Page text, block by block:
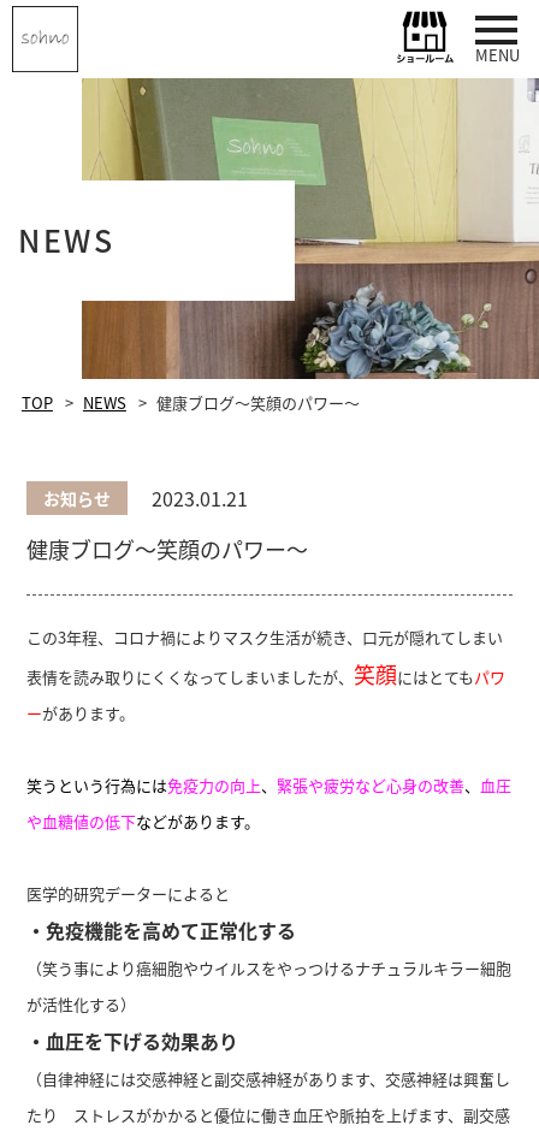
MENU
NEWS
TOP NEWS 健康ブログ～笑顔のパワー～
お知らせ 2023.01.21
健康ブログ～笑顔のパワー～
この3年程、コロナ禍によりマスク生活が続き、口元が隠れてしまい
表情を読み取りにくくなってしまいましたが、 笑顔にはとてもパワ
ーがあります。
笑うという行為には免疫力の向上、 緊張や疲労など心身の改善、 血圧
や血糖値の低下などがあります。
医学的研究データーによると
・免疫機能を高めて正常化する
（笑う事により癌細胞やウイルスをやっつけるナチュラルキラー細胞
が活性化する）
・血圧を下げる効果あり
（自律神経には交感神経と副交感神経があります、交感神経は興奮し
たり ストレスがかかると優位に働き血圧や脈拍を上げます、副交感